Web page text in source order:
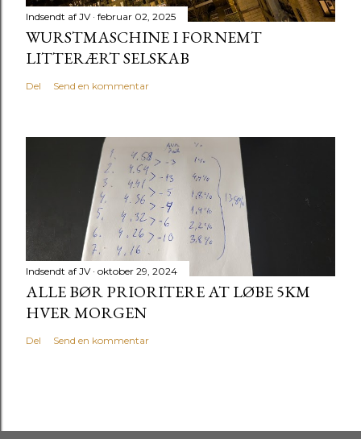
Indsendt af JV februar 02, 2025
WURSTMASCHINE I FORNEMT
LITTERÆRT SELSKAB
Del Send en kommentar
Indsendt af JV oktober 29, 2024
ALLE BØR PRIORITERE AT LØBE 5KM
HVER MORGEN
Del Send en kommentar